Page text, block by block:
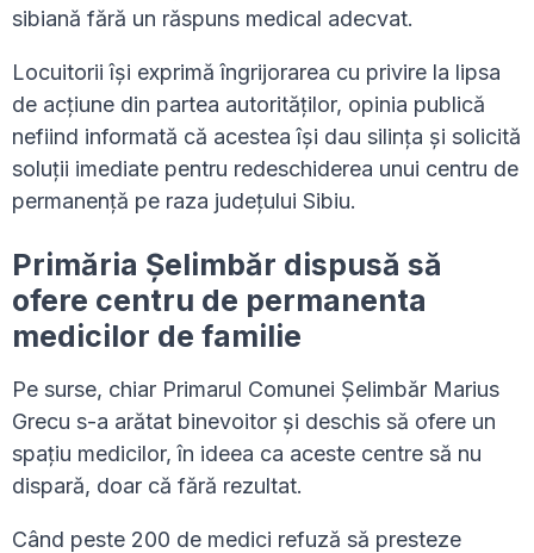
sibiană fără un răspuns medical adecvat.
Locuitorii își exprimă îngrijorarea cu privire la lipsa
de acțiune din partea autorităților, opinia publică
nefiind informată că acestea își dau silința și solicită
soluții imediate pentru redeschiderea unui centru de
permanență pe raza județului Sibiu.
Primăria Șelimbăr dispusă să
ofere centru de permanenta
medicilor de familie
Pe surse, chiar Primarul Comunei Șelimbăr Marius
Grecu s-a arătat binevoitor și deschis să ofere un
spațiu medicilor, în ideea ca aceste centre să nu
dispară, doar că fără rezultat.
Când peste 200 de medici refuză să presteze